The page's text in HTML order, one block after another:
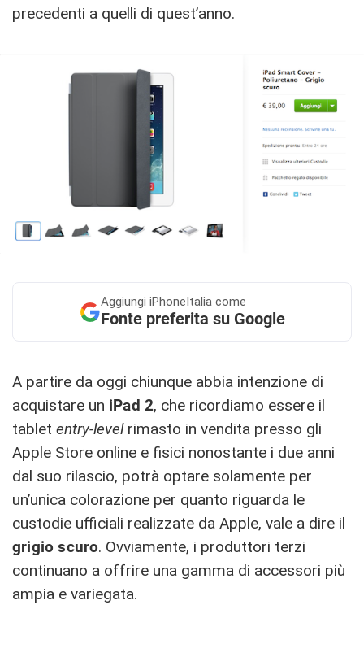
precedenti a quelli di quest’anno.
Aggiungi iPhoneItalia come
Fonte preferita su Google
A partire da oggi chiunque abbia intenzione di
acquistare un iPad 2, che ricordiamo essere il
tablet entry-level rimasto in vendita presso gli
Apple Store online e fisici nonostante i due anni
dal suo rilascio, potrà optare solamente per
un’unica colorazione per quanto riguarda le
custodie ufficiali realizzate da Apple, vale a dire il
grigio scuro. Ovviamente, i produttori terzi
continuano a offrire una gamma di accessori più
ampia e variegata.